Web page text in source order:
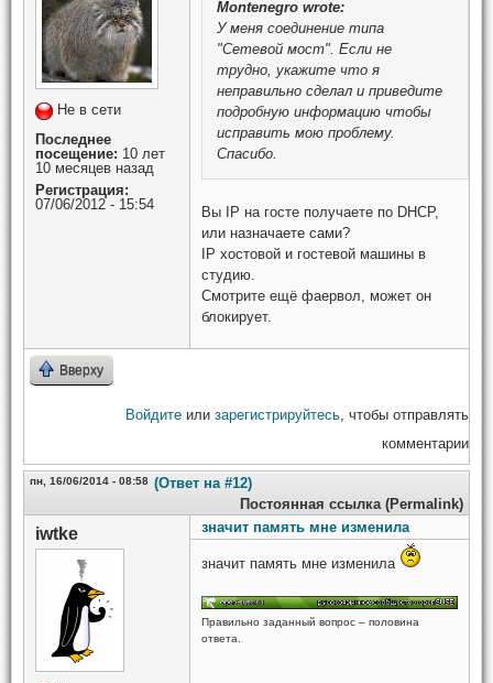
Не в сети
Последнее
посещение: 10 лет
10 месяцев назад
Регистрация:
07/06/2012 - 15:54
Montenegro wrote:
У меня соединение типа
"Сетевой мост". Если не
трудно, укажите что я
неправильно сделал и приведите
подробную информацию чтобы
исправить мою проблему.
Спасибо.
Вы IP на госте получаете по DHCP,
или назначаете сами?
IP хостовой и гостевой машины в
студию.
Смотрите ещё фаервол, может он
блокирует.
Вверху
Войдите или зарегистрируйтесь, чтобы отправлять
комментарии
пн, 16/06/2014 - 08:58 (Ответ на #12)
Постоянная ссылка (Permalink)
iwtke значит память мне изменила
значит память мне изменила
Правильно заданный вопрос – половина
ответа.